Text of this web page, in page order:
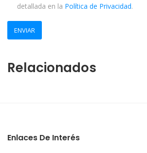
detallada en la Política de Privacidad.
Relacionados
Enlaces De Interés